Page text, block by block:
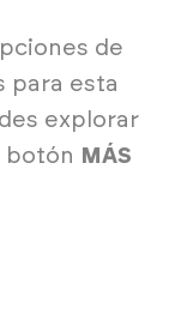
de
para esta
explorar
botón
MÁS